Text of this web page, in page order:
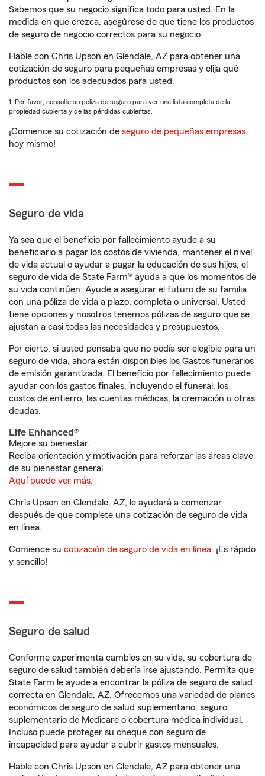
Sabemos que su negocio significa todo para usted. En la
medida en que crezca, asegúrese de que tiene los productos
de seguro de negocio correctos para su negocio.
Hable con Chris Upson en Glendale, AZ para obtener una
cotización de seguro para pequeñas empresas y elija qué
productos son los adecuados para usted.
1. Por favor, consulte su póliza de seguro para ver una lista completa de la
propiedad cubierta y de las pérdidas cubiertas.
¡Comience su cotización de seguro de pequeñas empresas
hoy mismo!
Seguro de vida
Ya sea que el beneficio por fallecimiento ayude a su
beneficiario a pagar los costos de vivienda, mantener el nivel
de vida actual o ayudar a pagar la educación de sus hijos, el
seguro de vida de State Farm® ayuda a que los momentos de
su vida continúen. Ayude a asegurar el futuro de su familia
con una póliza de vida a plazo, completa o universal. Usted
tiene opciones y nosotros tenemos pólizas de seguro que se
ajustan a casi todas las necesidades y presupuestos.
Por cierto, si usted pensaba que no podía ser elegible para un
seguro de vida, ahora están disponibles los Gastos funerarios
de emisión garantizada. El beneficio por fallecimiento puede
ayudar con los gastos finales, incluyendo el funeral, los
costos de entierro, las cuentas médicas, la cremación u otras
deudas.
Life Enhanced®
Mejore su bienestar.
Reciba orientación y motivación para reforzar las áreas clave
de su bienestar general.
Aquí puede ver más.
Chris Upson en Glendale, AZ, le ayudará a comenzar
después de que complete una cotización de seguro de vida
en línea.
Comience su cotización de seguro de vida en línea. ¡Es rápido
y sencillo!
Seguro de salud
Conforme experimenta cambios en su vida, su cobertura de
seguro de salud también debería irse ajustando. Permita que
State Farm le ayude a encontrar la póliza de seguro de salud
correcta en Glendale, AZ. Ofrecemos una variedad de planes
económicos de seguro de salud suplementario, seguro
suplementario de Medicare o cobertura médica individual.
Incluso puede proteger su cheque con seguro de
incapacidad para ayudar a cubrir gastos mensuales.
Hable con Chris Upson en Glendale, AZ para obtener una